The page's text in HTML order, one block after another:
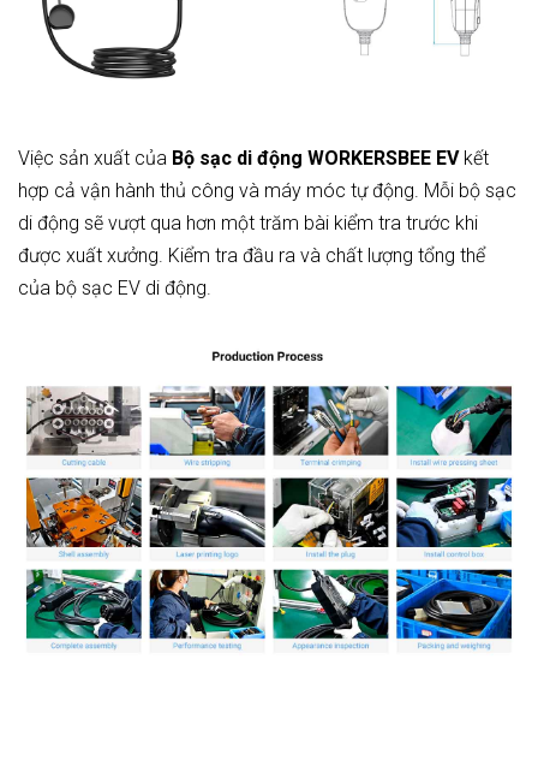
Việc sản xuất của Bộ sạc di động WORKERSBEE EV kết
hợp cả vận hành thủ công và máy móc tự động. Mỗi bộ sạc
di động sẽ vượt qua hơn một trăm bài kiểm tra trước khi
được xuất xưởng. Kiểm tra đầu ra và chất lượng tổng thể
của bộ sạc EV di động.